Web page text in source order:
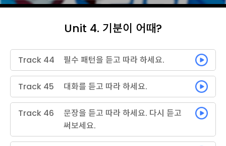
Unit 4. 기분이 어때?
Track 44 필수 패턴을 듣고 따라 하세요.
Track 45 대화를 듣고 따라 하세요.
Track 46
문장을 듣고 따라 하세요. 다시 듣고
써보세요.